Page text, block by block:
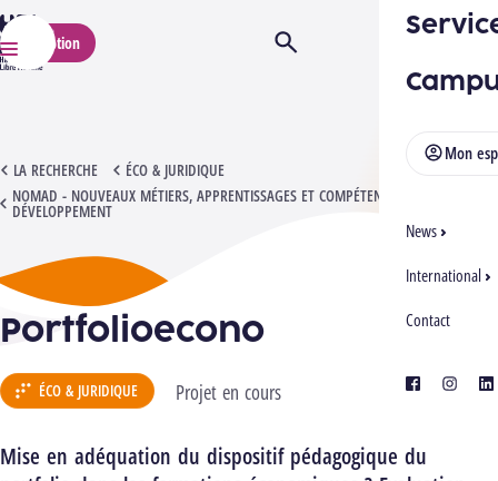
HELMo
Menu
Mon
News
International
Contact
facebook
Inscription Ouvrir/Fermer la recherche
Portfolioecono
LA RECHERCHE
ÉCO & JURIDIQUE
NOMAD - NOUVEAUX MÉTIERS, APPRENTISSAGES ET COMPÉTENCES EN
DÉVELOPPEMENT
PORTFOLIOECONO
ÉCO & JURIDIQUE Projet en cours
Mise en adéquation du dispositif pédagogique du